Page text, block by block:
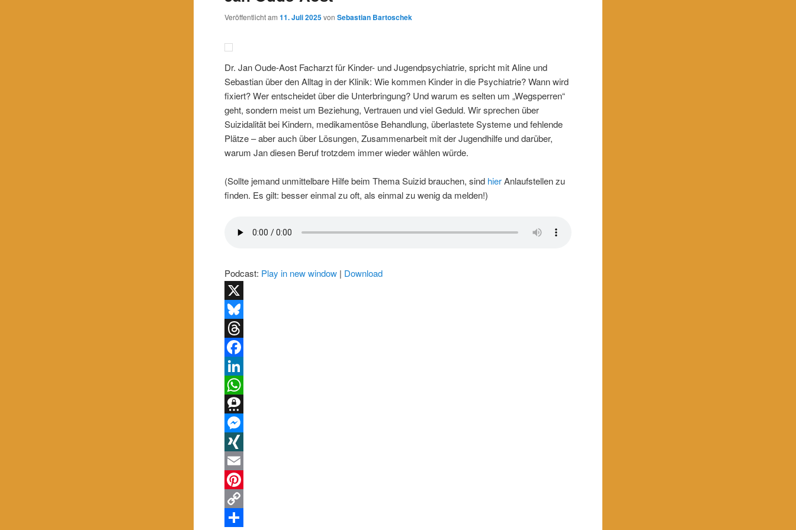
Veröffentlicht am11. Juli 2025 vonSebastian Bartoschek
Dr. Jan Oude-Aost Facharzt für Kinder- und Jugendpsychiatrie, spricht mit Aline und
Sebastian über den Alltag in der Klinik: Wie kommen Kinder in die Psychiatrie? Wann wird
fixiert? Wer entscheidet über die Unterbringung? Und warum es selten um „Wegsperren“
geht, sondern meist um Beziehung, Vertrauen und viel Geduld. Wir sprechen über
Suizidalität bei Kindern, medikamentöse Behandlung, überlastete Systeme und fehlende
Plätze – aber auch über Lösungen, Zusammenarbeit mit der Jugendhilfe und darüber,
warum Jan diesen Beruf trotzdem immer wieder wählen würde.
(Sollte jemand unmittelbare Hilfe beim Thema Suizid brauchen, sind hierAnlaufstellen zu
finden. Es gilt: besser einmal zu oft, als einmal zu wenig da melden!)
Podcast: Play in new window | Download
X
Bluesky
Threads
Facebook
LinkedIn
WhatsApp
Threema
Messenger
XING
Email
Pinterest
Copy